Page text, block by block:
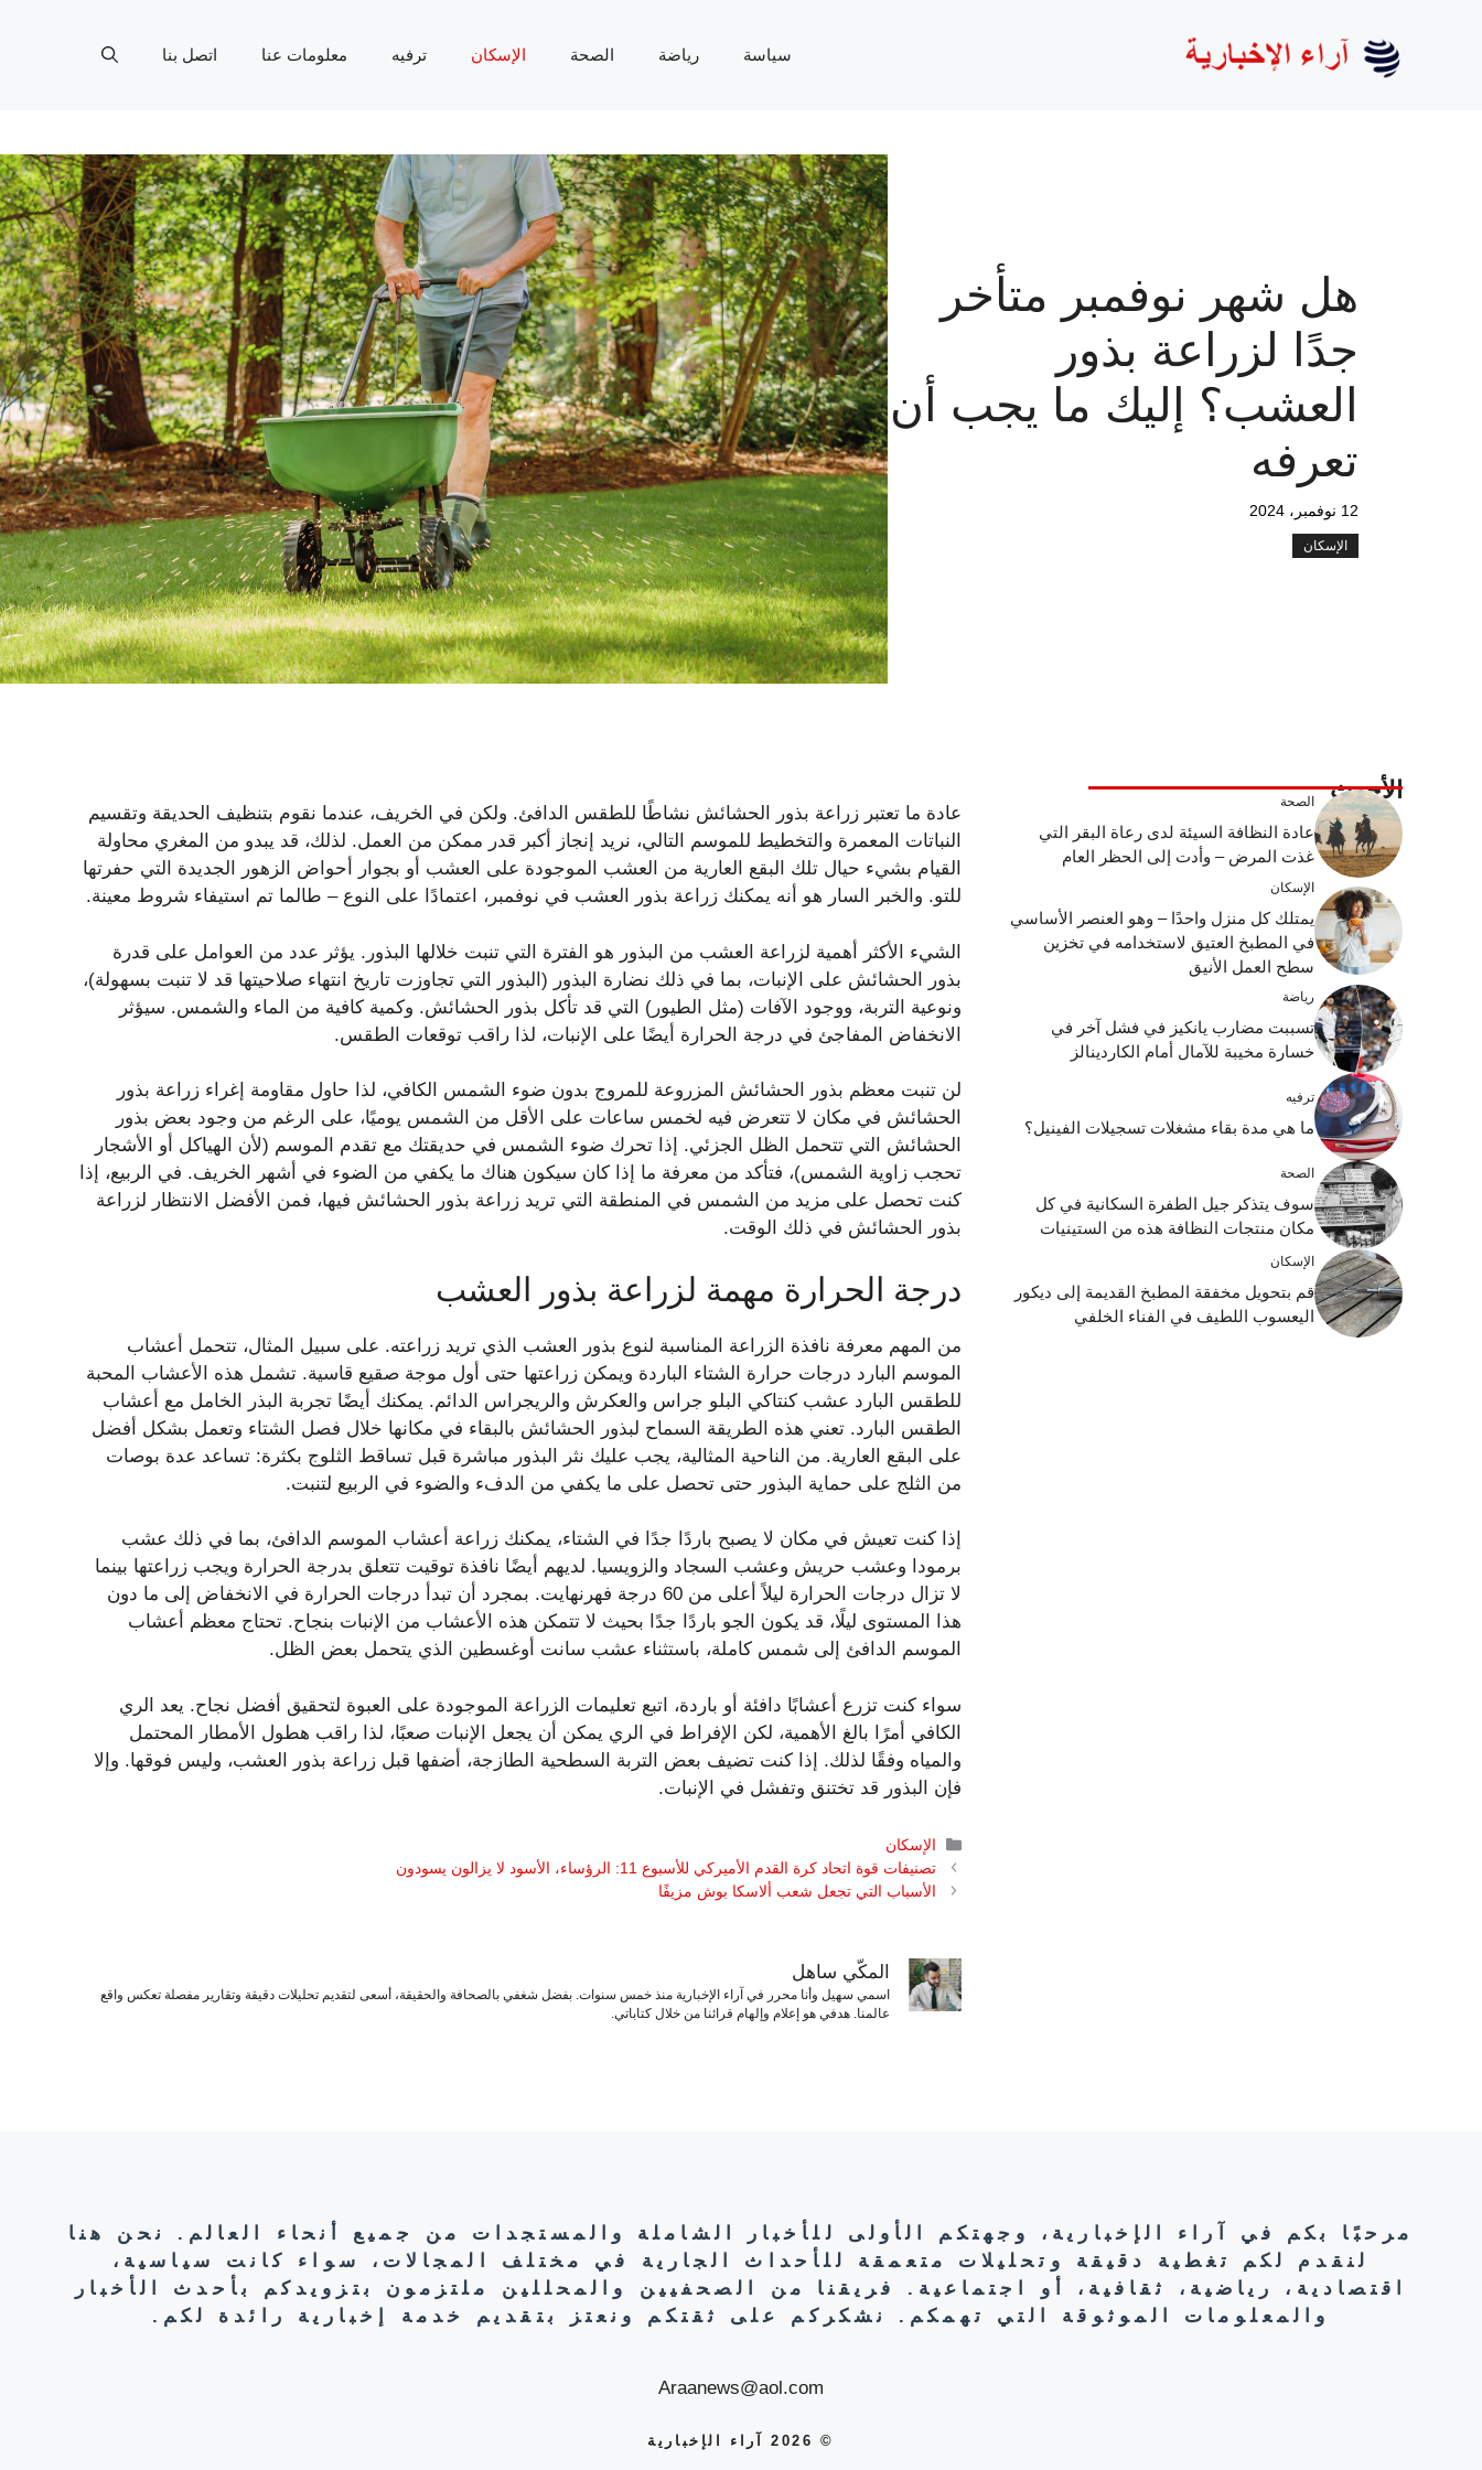
سياسة رياضة الصحة الإسكان ترفيه معلومات عنا اتصل بنا
هل شهر نوفمبر متأخر
جدًا لزراعة بذور
العشب؟ إليك ما يجب أن
تعرفه
12 نوفمبر، 2024
الإسكان
عادة ما تعتبر زراعة بذور الحشائش نشاطًا للطقس الدافئ. ولكن في الخريف، عندما نقوم بتنظيف الحديقة وتقسيم
النباتات المعمرة والتخطيط للموسم التالي، نريد إنجاز أكبر قدر ممكن من العمل. لذلك، قد يبدو من المغري محاولة
القيام بشيء حيال تلك البقع العارية من العشب الموجودة على العشب أو بجوار أحواض الزهور الجديدة التي حفرتها
للتو. والخبر السار هو أنه يمكنك زراعة بذور العشب في نوفمبر، اعتمادًا على النوع – طالما تم استيفاء شروط معينة.
الشيء الأكثر أهمية لزراعة العشب من البذور هو الفترة التي تنبت خلالها البذور. يؤثر عدد من العوامل على قدرة
بذور الحشائش على الإنبات، بما في ذلك نضارة البذور (البذور التي تجاوزت تاريخ انتهاء صلاحيتها قد لا تنبت بسهولة)،
ونوعية التربة، ووجود الآفات (مثل الطيور) التي قد تأكل بذور الحشائش. وكمية كافية من الماء والشمس. سيؤثر
الانخفاض المفاجئ في درجة الحرارة أيضًا على الإنبات، لذا راقب توقعات الطقس.
لن تنبت معظم بذور الحشائش المزروعة للمروج بدون ضوء الشمس الكافي، لذا حاول مقاومة إغراء زراعة بذور
الحشائش في مكان لا تتعرض فيه لخمس ساعات على الأقل من الشمس يوميًا، على الرغم من وجود بعض بذور
الحشائش التي تتحمل الظل الجزئي. إذا تحرك ضوء الشمس في حديقتك مع تقدم الموسم (لأن الهياكل أو الأشجار
تحجب زاوية الشمس)، فتأكد من معرفة ما إذا كان سيكون هناك ما يكفي من الضوء في أشهر الخريف. في الربيع، إذا
كنت تحصل على مزيد من الشمس في المنطقة التي تريد زراعة بذور الحشائش فيها، فمن الأفضل الانتظار لزراعة
بذور الحشائش في ذلك الوقت.
درجة الحرارة مهمة لزراعة بذور العشب
من المهم معرفة نافذة الزراعة المناسبة لنوع بذور العشب الذي تريد زراعته. على سبيل المثال، تتحمل أعشاب
الموسم البارد درجات حرارة الشتاء الباردة ويمكن زراعتها حتى أول موجة صقيع قاسية. تشمل هذه الأعشاب المحبة
للطقس البارد عشب كنتاكي البلو جراس والعكرش والريجراس الدائم. يمكنك أيضًا تجربة البذر الخامل مع أعشاب
الطقس البارد. تعني هذه الطريقة السماح لبذور الحشائش بالبقاء في مكانها خلال فصل الشتاء وتعمل بشكل أفضل
على البقع العارية. من الناحية المثالية، يجب عليك نثر البذور مباشرة قبل تساقط الثلوج بكثرة: تساعد عدة بوصات
من الثلج على حماية البذور حتى تحصل على ما يكفي من الدفء والضوء في الربيع لتنبت.
إذا كنت تعيش في مكان لا يصبح باردًا جدًا في الشتاء، يمكنك زراعة أعشاب الموسم الدافئ، بما في ذلك عشب
برمودا وعشب حريش وعشب السجاد والزويسيا. لديهم أيضًا نافذة توقيت تتعلق بدرجة الحرارة ويجب زراعتها بينما
لا تزال درجات الحرارة ليلاً أعلى من 60 درجة فهرنهايت. بمجرد أن تبدأ درجات الحرارة في الانخفاض إلى ما دون
هذا المستوى ليلًا، قد يكون الجو باردًا جدًا بحيث لا تتمكن هذه الأعشاب من الإنبات بنجاح. تحتاج معظم أعشاب
الموسم الدافئ إلى شمس كاملة، باستثناء عشب سانت أوغسطين الذي يتحمل بعض الظل.
سواء كنت تزرع أعشابًا دافئة أو باردة، اتبع تعليمات الزراعة الموجودة على العبوة لتحقيق أفضل نجاح. يعد الري
الكافي أمرًا بالغ الأهمية، لكن الإفراط في الري يمكن أن يجعل الإنبات صعبًا، لذا راقب هطول الأمطار المحتمل
والمياه وفقًا لذلك. إذا كنت تضيف بعض التربة السطحية الطازجة، أضفها قبل زراعة بذور العشب، وليس فوقها. وإلا
فإن البذور قد تختنق وتفشل في الإنبات.
التصنيفات
الإسكان
تصنيفات قوة اتحاد كرة القدم الأميركي للأسبوع 11: الرؤساء، الأسود لا يزالون يسودون
الأسباب التي تجعل شعب ألاسكا بوش مزيفًا
المكّي ساهل
اسمي سهيل وأنا محرر في آراء الإخبارية منذ خمس سنوات. بفضل شغفي بالصحافة والحقيقة، أسعى لتقديم تحليلات دقيقة وتقارير مفصلة تعكس واقع
عالمنا. هدفي هو إعلام وإلهام قرائنا من خلال كتاباتي.
الأحدث الصحة
عادة النظافة السيئة لدى رعاة البقر التي
غذت المرض – وأدت إلى الحظر العام
الإسكان
يمتلك كل منزل واحدًا – وهو العنصر الأساسي
في المطبخ العتيق لاستخدامه في تخزين
سطح العمل الأنيق
رياضة
تسببت مضارب يانكيز في فشل آخر في
خسارة مخيبة للآمال أمام الكاردينالز
ترفيه
ما هي مدة بقاء مشغلات تسجيلات الفينيل؟
الصحة
سوف يتذكر جيل الطفرة السكانية في كل
مكان منتجات النظافة هذه من الستينيات
الإسكان
قم بتحويل مخفقة المطبخ القديمة إلى ديكور
اليعسوب اللطيف في الفناء الخلفي
مرحبًا بكم في آراء الإخبارية، وجهتكم الأولى للأخبار الشاملة والمستجدات من جميع أنحاء العالم. نحن هنا
لنقدم لكم تغطية دقيقة وتحليلات متعمقة للأحداث الجارية في مختلف المجالات، سواء كانت سياسية،
اقتصادية، رياضية، ثقافية، أو اجتماعية. فريقنا من الصحفيين والمحللين ملتزمون بتزويدكم بأحدث الأخبار
والمعلومات الموثوقة التي تهمكم. نشكركم على ثقتكم ونعتز بتقديم خدمة إخبارية رائدة لكم.
Araanews@aol.com
© 2026 آراء الإخبارية